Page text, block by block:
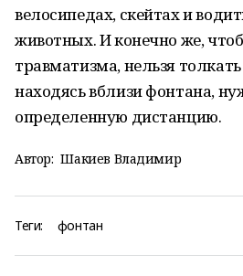
велосипедах, скейтах и
животных. И конечно же,
травматизма, нельзя
находясь вблизи фонтана,
определенную дистанцию.
Автор: Шакиев Владимир
Теги: фонтан